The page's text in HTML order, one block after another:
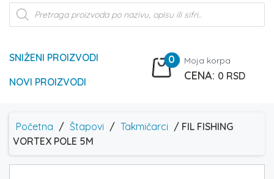
Products
search
SNIŽENI PROIZVODI
NOVI PROIZVODI
0 Moja korpa
0 RSD
Početna / Štapovi / Takmičarci / FIL FISHING
VORTEX POLE 5M